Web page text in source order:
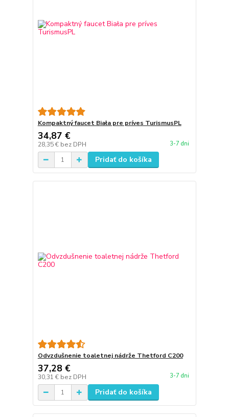
Kompaktný faucet Biała pre príves TurismusPL
34,87 €
28,35 € bez DPH 3-7 dni
Pridať do košíka
Odvzdušnenie toaletnej nádrže Thetford C200
37,28 €
30,31 € bez DPH 3-7 dni
Pridať do košíka